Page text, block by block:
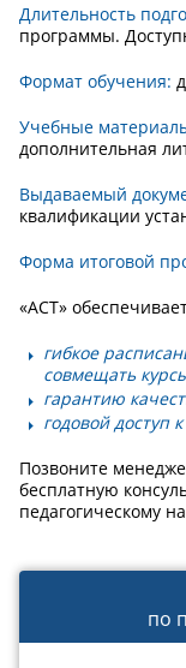
Длительность
программы.
Формат обучения:
Учебные
дополнительная
Выдаваемый
квалификации
Форма итоговой
«АСТ»
гибкое
совмещать
гарантию
годовой доступ
Позвоните
бесплатную
педагогическому
по